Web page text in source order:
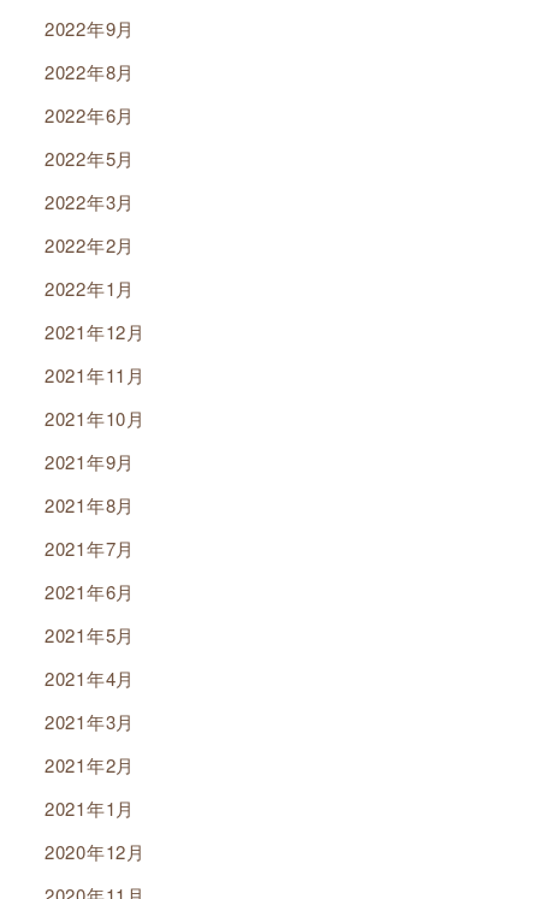
2022年9月
2022年8月
2022年6月
2022年5月
2022年3月
2022年2月
2022年1月
2021年12月
2021年11月
2021年10月
2021年9月
2021年8月
2021年7月
2021年6月
2021年5月
2021年4月
2021年3月
2021年2月
2021年1月
2020年12月